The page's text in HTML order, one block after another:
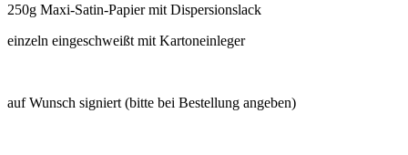
250g Maxi-Satin-Papier mit Dispersionslack
einzeln eingeschweißt mit Kartoneinleger
auf Wunsch signiert (bitte bei Bestellung angeben)